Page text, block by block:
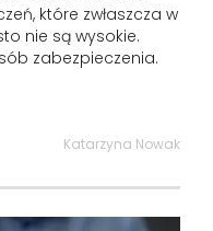
które zwłaszcza w
nie są wysokie.
zabezpieczenia.
Katarzyna Nowak